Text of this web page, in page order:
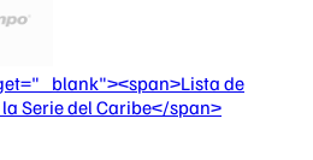
de
Serie del Caribe</span>